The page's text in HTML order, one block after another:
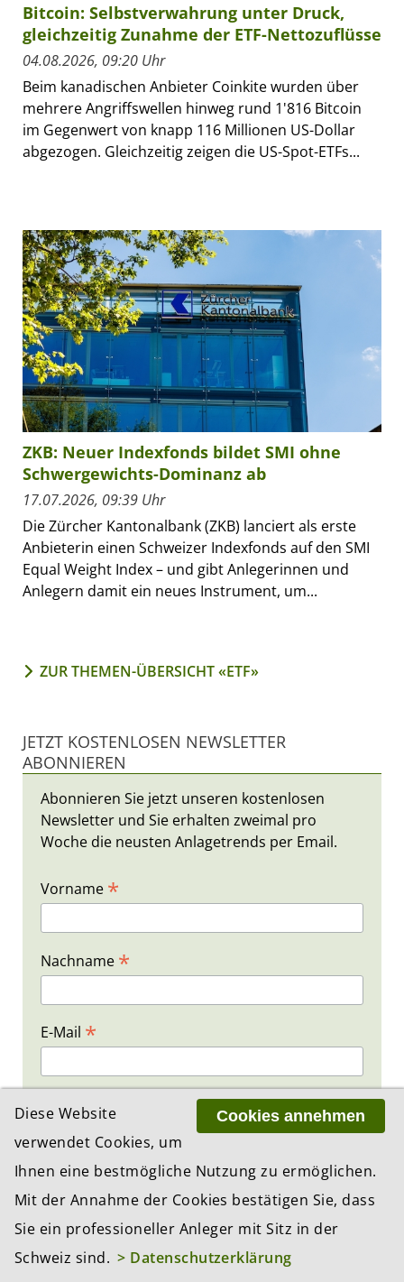
Bitcoin: Selbstverwahrung unter Druck,
gleichzeitig Zunahme der ETF-Nettozuflüsse
04.08.2026, 09:20 Uhr
Beim kanadischen Anbieter Coinkite wurden über
mehrere Angriffswellen hinweg rund 1'816 Bitcoin
im Gegenwert von knapp 116 Millionen US-Dollar
abgezogen. Gleichzeitig zeigen die US-Spot-ETFs...
ZKB: Neuer Indexfonds bildet SMI ohne
Schwergewichts-Dominanz ab
17.07.2026, 09:39 Uhr
Die Zürcher Kantonalbank (ZKB) lanciert als erste
Anbieterin einen Schweizer Indexfonds auf den SMI
Equal Weight Index – und gibt Anlegerinnen und
Anlegern damit ein neues Instrument, um...
ZUR THEMEN-ÜBERSICHT «ETF»
JETZT KOSTENLOSEN NEWSLETTER
ABONNIEREN
Abonnieren Sie jetzt unseren kostenlosen
Newsletter und Sie erhalten zweimal pro
Woche die neusten Anlagetrends per Email.
Vorname *
Nachname *
E-Mail *
MEISTGELESEN IN...
Cookies annehmen
Diese Website
verwendet Cookies, um
Ihnen eine bestmögliche Nutzung zu ermöglichen.
Mit der Annahme der Cookies bestätigen Sie, dass
Sie ein professioneller Anleger mit Sitz in der
Schweiz sind. > Datenschutzerklärung